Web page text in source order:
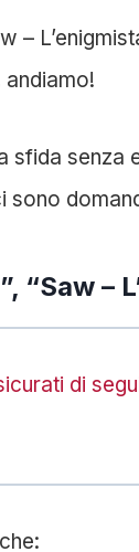
–
sfida senza
sono
“Saw –
di